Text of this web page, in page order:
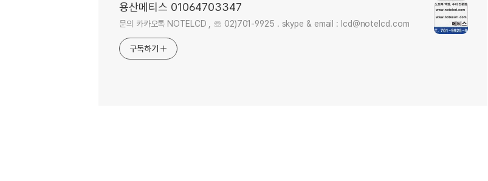
용산메티스 01064703347
문의 카카오톡 NOTELCD , ☏ 02)701-9925 . skype & email : lcd@notelcd.com
구독하기